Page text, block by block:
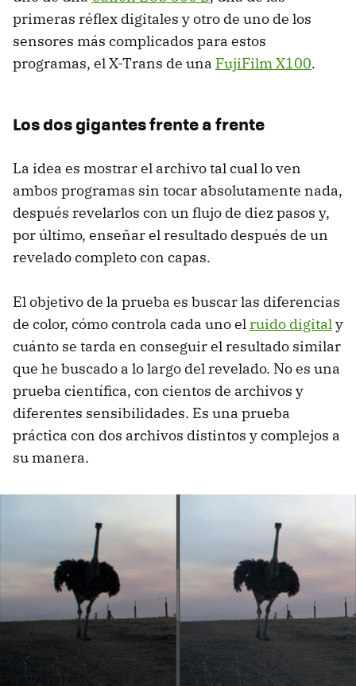
primeras réflex digitales y otro de uno de los
sensores más complicados para estos
programas, el X-Trans de una FujiFilm X100.
Los dos gigantes frente a frente
La idea es mostrar el archivo tal cual lo ven
ambos programas sin tocar absolutamente nada,
después revelarlos con un flujo de diez pasos y,
por último, enseñar el resultado después de un
revelado completo con capas.
El objetivo de la prueba es buscar las diferencias
de color, cómo controla cada uno elruido digitaly
cuánto se tarda en conseguir el resultado similar
que he buscado a lo largo del revelado. No es una
prueba científica, con cientos de archivos y
diferentes sensibilidades. Es una prueba
práctica con dos archivos distintos y complejos a
su manera.